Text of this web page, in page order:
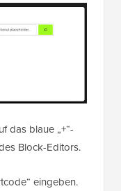
das blaue „+“-
Block-Editors.
eingeben.